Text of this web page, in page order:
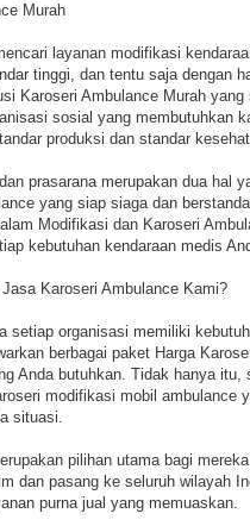
Murah
layanan modifikasi
tinggi, dan tentu saja dengan
Karoseri Ambulance Murah
sosial yang membutuhkan
produksi dan standar
prasarana merupakan dua hal
yang siap siaga dan
Modifikasi dan Karoseri
kebutuhan kendaraan medis
Karoseri Ambulance Kami?
setiap organisasi memiliki
berbagai paket Harga
Anda butuhkan. Tidak hanya
modifikasi mobil ambulance
situasi.
pilihan utama bagi
dan pasang ke seluruh wilayah
purna jual yang memuaskan.